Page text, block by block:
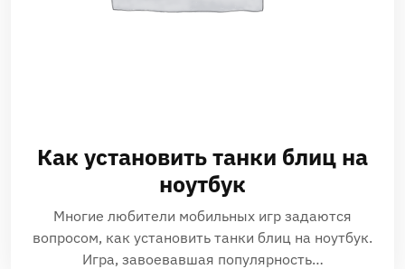
Как установить танки блиц на
ноутбук
Многие любители мобильных игр задаются
вопросом‚ как установить танки блиц на ноутбук.
Игра‚ завоевавшая популярность…